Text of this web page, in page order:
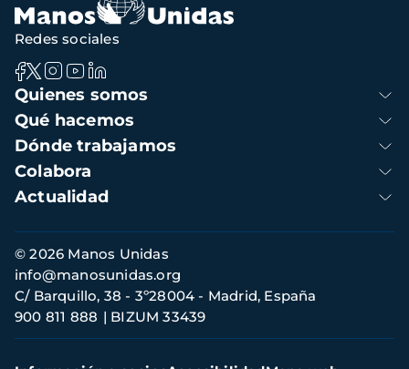
Navegación
principal
Quienes somos
Qué hacemos
Dónde trabajamos
Colabora
Actualidad
Redes sociales
Información
de
contacto
© 2026 Manos Unidas
C/ Barquillo, 38 - 3º28004 - Madrid, España
900 811 888
BIZUM 33439
info@manosunidas.org